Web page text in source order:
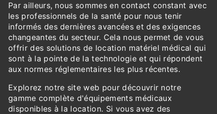
Par ailleurs, nous sommes en contact constant avec
les professionnels de la santé pour nous tenir
informés des dernières avancées et des exigences
changeantes du secteur. Cela nous permet de vous
offrir des solutions de location matériel médical qui
sont à la pointe de la technologie et qui répondent
aux normes réglementaires les plus récentes.
Explorez notre site web pour découvrir notre
gamme complète d'équipements médicaux
disponibles à la location. Si vous avez des